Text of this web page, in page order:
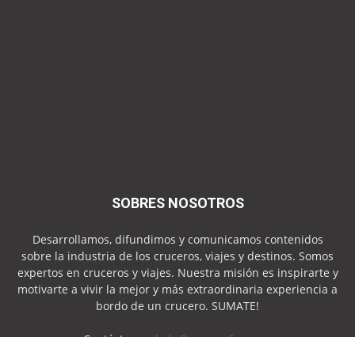
SOBRES NOSOTROS
Desarrollamos, difundimos y comunicamos contenidos
sobre la industria de los cruceros, viajes y destinos. Somos
expertos en cruceros y viajes. Nuestra misión es inspirarte y
motivarte a vivir la mejor y más extraordinaria experiencia a
bordo de un crucero. SUMATE!